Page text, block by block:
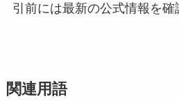
引前には最新の公式情報を確
関連用語